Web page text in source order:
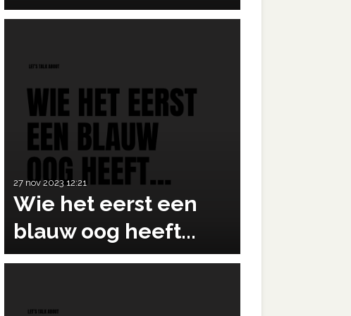
Wie het eerst een
blauw oog heeft...
27 nov 2023 12:21